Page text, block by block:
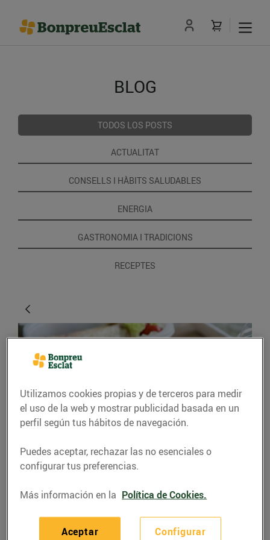
BLOG
TODOS LOS POSTS
ACTUALITAT
CONSELLS I HÀBITS SALUDABLES
ENERGIA
GASTRONOMIA I TRADICIONS
RECEPTES
CONSEJOS Y HÁBITOS SALUDABLES
Et toca dinar fora de
casa?
Utilizamos cookies propias y de terceros para medir
el uso de la web y mostrar publicidad basada en un
perfil según tus hábitos de navegación.
Puedes aceptar, rechazar las no esenciales o
configurar tus preferencias.
Más información en la Política de Cookies.
Configurar
Aceptar